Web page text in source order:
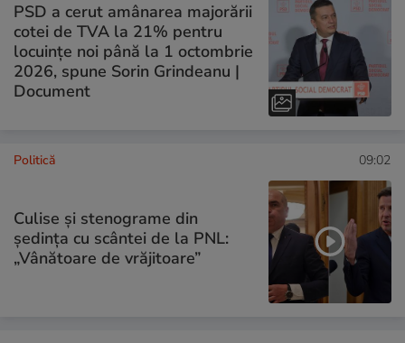
PSD a cerut amânarea majorării
cotei de TVA la 21% pentru
locuințe noi până la 1 octombrie
2026, spune Sorin Grindeanu |
Document
Politică 09:02
Culise și stenograme din
ședința cu scântei de la PNL:
„Vânătoare de vrăjitoare”